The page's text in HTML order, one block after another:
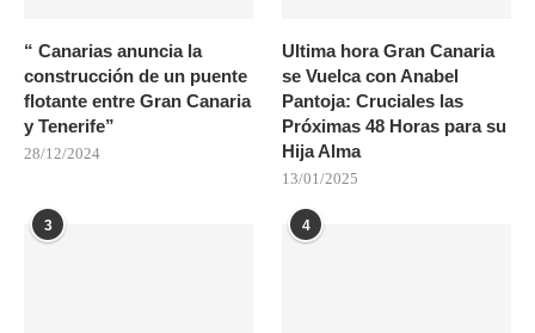
“ Canarias anuncia la
construcción de un puente
flotante entre Gran Canaria
y Tenerife”
28/12/2024
Ultima hora Gran Canaria
se Vuelca con Anabel
Pantoja: Cruciales las
Próximas 48 Horas para su
Hija Alma
13/01/2025
3 4